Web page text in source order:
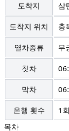
도착지 삼
도착지 위치 충
열차종류 무
첫차
막차
운행 횟수 1회